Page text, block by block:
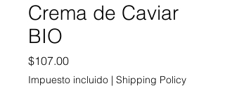
Crema de Caviar
BIO
$107.00Precio
Impuesto incluido | Shipping Policy